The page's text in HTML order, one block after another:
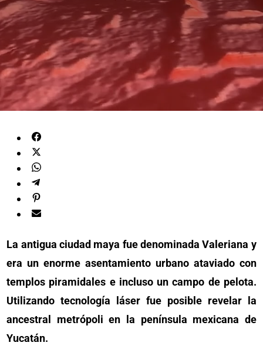
La antigua ciudad maya fue denominada Valeriana y
era un enorme asentamiento urbano ataviado con
templos piramidales e incluso un campo de pelota.
Utilizando tecnología láser fue posible revelar la
ancestral metrópoli en la península mexicana de
Yucatán.